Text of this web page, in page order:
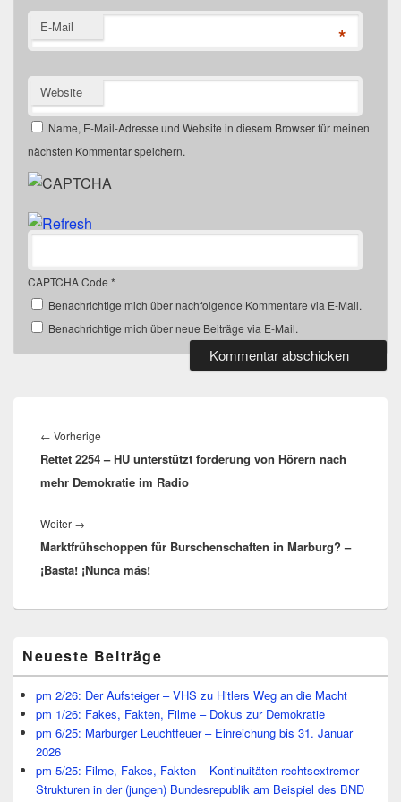
r
g
e
ö
f
n
e
t
)
r
ö
f
n
)
E-Mail *
Website
Name, E-Mail-Adresse und Website in diesem Browser für meinen
nächsten Kommentar speichern.
CAPTCHA Code *
Benachrichtige mich über nachfolgende Kommentare via E-Mail.
Benachrichtige mich über neue Beiträge via E-Mail.
← Vorherige
Beitrag:
Rettet 2254 – HU unterstützt forderung von Hörern nach
mehr Demokratie im Radio
Weiter →
Beitrag:
Marktfrühschoppen für Burschenschaften in Marburg? –
¡Basta! ¡Nunca más!
Seitenleisten
Widget-
Bereich
Neueste Beiträge
pm 2/26: Der Aufsteiger – VHS zu Hitlers Weg an die Macht
pm 1/26: Fakes, Fakten, Filme – Dokus zur Demokratie
pm 6/25: Marburger Leuchtfeuer – Einreichung bis 31. Januar
2026
pm 5/25: Filme, Fakes, Fakten – Kontinuitäten rechtsextremer
Strukturen in der (jungen) Bundesrepublik am Beispiel des BND